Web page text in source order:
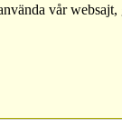
vår